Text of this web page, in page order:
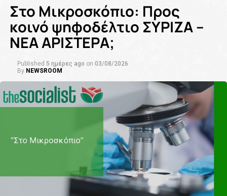
Στο Μικροσκόπιο: Προς
κοινό ψηφοδέλτιο ΣΥΡΙΖΑ –
ΝΕΑ ΑΡΙΣΤΕΡΑ;
Published 5 ημέρες ago on 03/08/2026
By NEWSROOM